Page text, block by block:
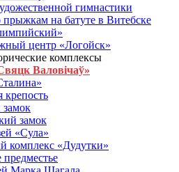
гимнастики
на батуте в Витебске
центр «Логойск»
комплексы
Валовічаў»
крепость
замок
«Сула»
комплекс «Дудутки»
предместье